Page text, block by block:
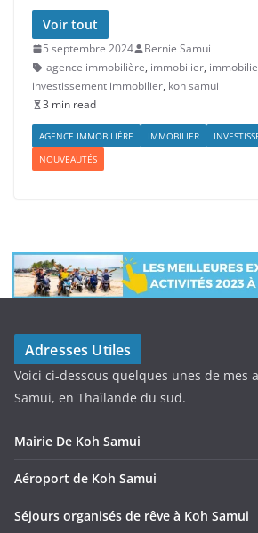
Voir tout
5 septembre 2024
Bernie Samui
agence immobilière, immobilier,
investissement immobilier, koh samui
3 min read
AGENCE IMMOBILIÈRE IMMOBILIER
NOUVEAUTÉS
Adresses Utiles
Voici ci-dessous quelques unes de mes
Samui, en Thaïlande du sud.
Mairie De Koh Samui
Aéroport de Koh Samui
Séjours organisés de rêve à Koh Samui